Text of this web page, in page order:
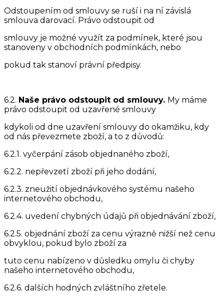
Odstoupením od smlouvy se ruší i na ní závislá
smlouva darovací. Právo odstoupit od
smlouvy je možné využít za podmínek, které jsou
stanoveny v obchodních podmínkách, nebo
pokud tak stanoví právní předpisy.
6.2. Naše právo odstoupit od smlouvy. My máme
právo odstoupit od uzavřené smlouvy
kdykoli od dne uzavření smlouvy do okamžiku, kdy
od nás převezmete zboží, a to z důvodů:
6.2.1. vyčerpání zásob objednaného zboží,
6.2.2. nepřevzetí zboží při jeho dodání,
6.2.3. zneužití objednávkového systému našeho
internetového obchodu,
6.2.4. uvedení chybných údajů při objednávání zboží,
6.2.5. objednání zboží za cenu výrazně nižší než cenu
obvyklou, pokud bylo zboží za
tuto cenu nabízeno v důsledku omylu či chyby
našeho internetového obchodu,
6.2.6. dalších hodných zvláštního zřetele.